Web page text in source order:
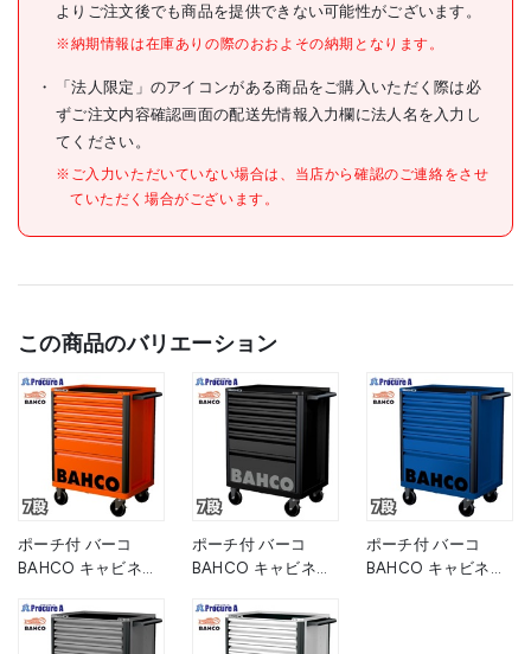
よりご注文後でも商品を提供できない可能性がございます。
※納期情報は在庫ありの際のおおよその納期となります。
「法人限定」のアイコンがある商品をご購入いただく際は必
ずご注文内容確認画面の配送先情報入力欄に法人名を入力し
てください。
※ご入力いただいていない場合は、当店から確認のご連絡をさせ
ていただく場合がございます。
この商品のバリエーション
ポーチ付 バーコ
BAHCO キャビネッ
チール製ワゴン ツー
ルストレージエント
ポーチ付 バーコ
BAHCO キャビネッ
チール製ワゴン ツー
ルストレージエント
ポーチ付 バーコ
BAHCO キャビネッ